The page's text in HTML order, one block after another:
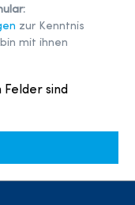
zur Kenntnis
mit ihnen
sind